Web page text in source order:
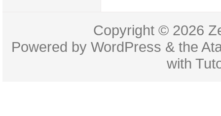
Copyright © 2026
Powered byWordPress & the
with